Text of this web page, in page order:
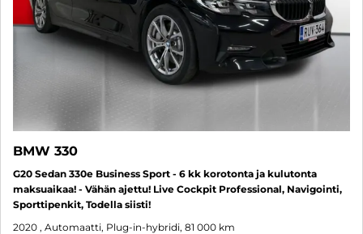
BMW 330
G20 Sedan 330e Business Sport - 6 kk korotonta ja kulutonta
maksuaikaa! - Vähän ajettu! Live Cockpit Professional, Navigointi,
Sporttipenkit, Todella siisti!
2020 , Automaatti, Plug-in-hybridi, 81 000 km